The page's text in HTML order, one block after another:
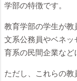
学部の特徴です。
教育学部の学生が
文系公務員やベネ
育系の民間企業など
ただし、これらの